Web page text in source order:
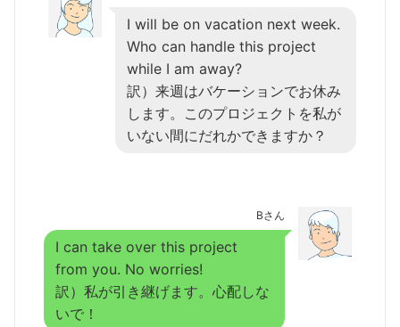
I will be on vacation next week.
Who can handle this project
while I am away?
訳）来週はバケーションでお休み
します。このプロジェクトを私が
いない間にだれかできますか？
Bさん
I can take over this project
from you. No worries!
訳）私が引き継げます。心配しな
いで！